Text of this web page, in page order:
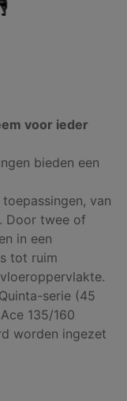
voor ieder
bieden een
van
Door twee of
in een
tot ruim
serie (45
135/160
worden ingezet